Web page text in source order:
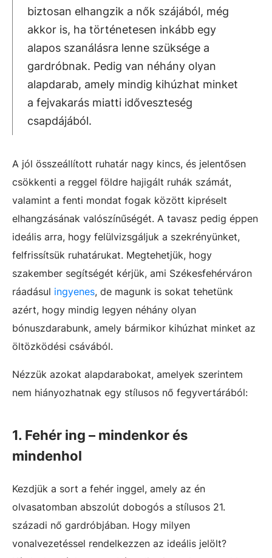
biztosan elhangzik a nők szájából, még
akkor is, ha történetesen inkább egy
alapos szanálásra lenne szüksége a
gardróbnak. Pedig van néhány olyan
alapdarab, amely mindig kihúzhat minket
a fejvakarás miatti időveszteség
csapdájából.
A jól összeállított ruhatár nagy kincs, és jelentősen
csökkenti a reggel földre hajigált ruhák számát,
valamint a fenti mondat fogak között kipréselt
elhangzásának valószínűségét. A tavasz pedig éppen
ideális arra, hogy felülvizsgáljuk a szekrényünket,
felfrissítsük ruhatárukat. Megtehetjük, hogy
szakember segítségét kérjük, ami Székesfehérváron
ráadásul ingyenes, de magunk is sokat tehetünk
azért, hogy mindig legyen néhány olyan
bónuszdarabunk, amely bármikor kihúzhat minket az
öltözködési csávából.
Nézzük azokat alapdarabokat, amelyek szerintem
nem hiányozhatnak egy stílusos nő fegyvertárából:
1. Fehér ing – mindenkor és
mindenhol
Kezdjük a sort a fehér inggel, amely az én
olvasatomban abszolút dobogós a stílusos 21.
századi nő gardróbjában. Hogy milyen
vonalvezetéssel rendelkezzen az ideális jelölt?